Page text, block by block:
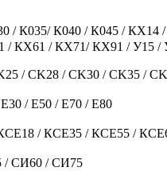
/ К035/ К040 / К045 /
/ КX61 / КX71/ КX91 / У15 /
/ CK28 / CK30 / CK35 /
/ Е50 / Е70 / Е80
/ КСЕ35 / КСЕ55 /
/ СИ60 / СИ75